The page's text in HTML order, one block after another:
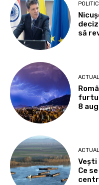
să
ACTUAL
8
ACTUAL
Vești
Ce